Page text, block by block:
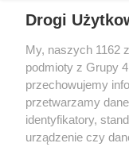
Drogi
My, naszych 1162
podmioty z Grupy
przechowujemy
przetwarzamy
identyfikatory,
urządzenie czy